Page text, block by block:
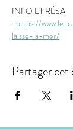
INFO ET RÉSA
: https://www.le-
laisse-la-mer/
Partager cet